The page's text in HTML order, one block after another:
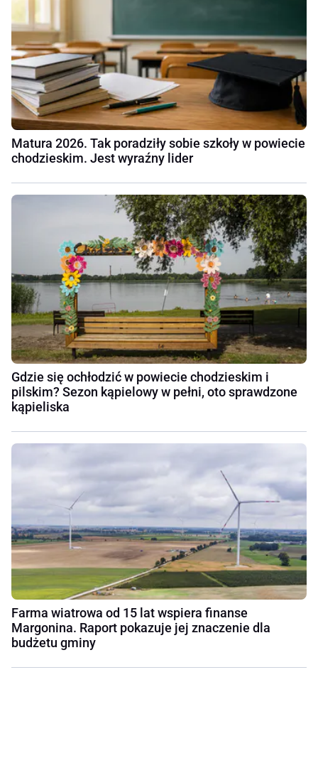
Matura 2026. Tak poradziły sobie szkoły w powiecie
chodzieskim. Jest wyraźny lider
Gdzie się ochłodzić w powiecie chodzieskim i
pilskim? Sezon kąpielowy w pełni, oto sprawdzone
kąpieliska
Farma wiatrowa od 15 lat wspiera finanse
Margonina. Raport pokazuje jej znaczenie dla
budżetu gminy